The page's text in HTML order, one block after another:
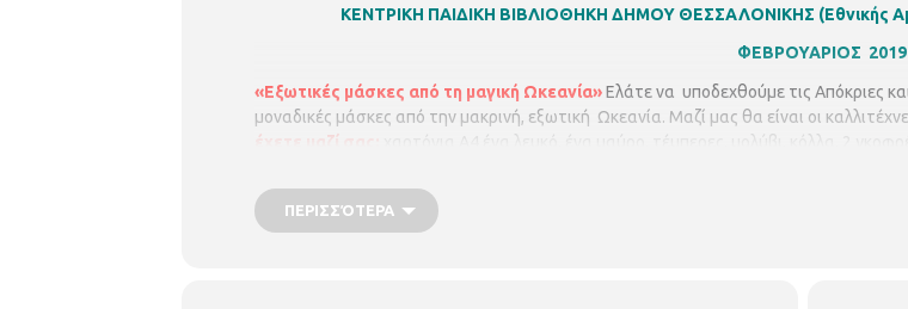
ΚΕΝΤΡΙΚΗ ΠΑΙΔΙΚΗ ΒΙΒΛΙΟΘΗΚΗ ΔΗΜΟΥ ΘΕΣΣΑΛΟΝΙΚΗΣ (Εθνικής
ΦΕΒΡΟΥΑΡΙΟΣ 2019
«Εξωτικές μάσκες από τη μαγική Ωκεανία»Ελάτε να υποδεχθούμε τις Απόκριες
μοναδικές μάσκες από την μακρινή, εξωτική Ωκεανία. Μαζί μας θα είναι οι
έχετε μαζί σας:
ΠΕΡΙΣΣΌΤΕΡΑ